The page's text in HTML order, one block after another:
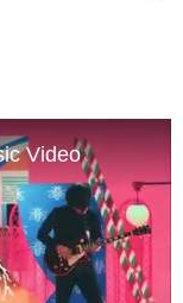
Video